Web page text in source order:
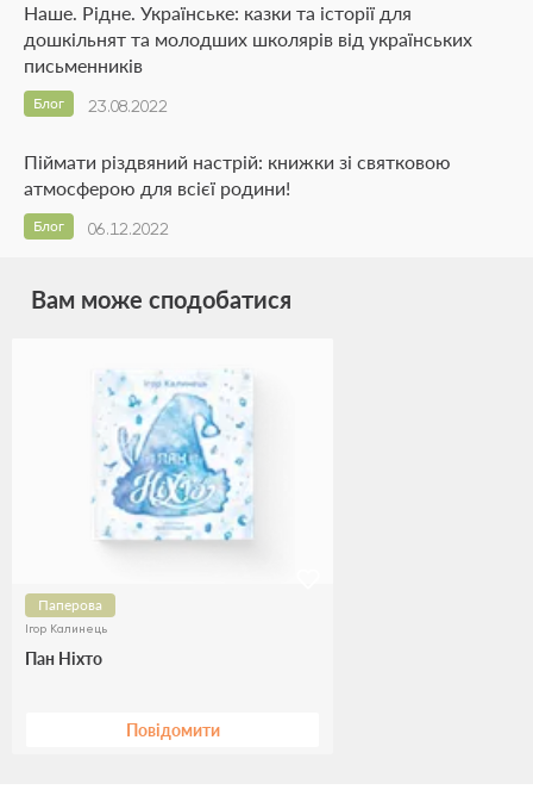
Наше. Рідне. Українське: казки та історії для
дошкільнят та молодших школярів від українських
письменників
23.08.2022
Блог
Піймати різдвяний настрій: книжки зі святковою
атмосферою для всієї родини!
06.12.2022
Блог
Вам може сподобатися
Паперова
Ігор Калинець
Пан Ніхто
Повідомити